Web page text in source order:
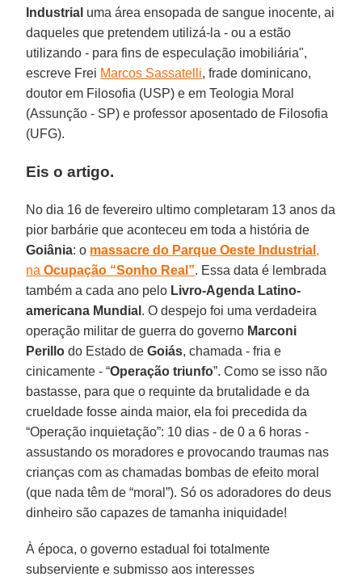
Industrial uma área ensopada de sangue inocente, ai
daqueles que pretendem utilizá-la - ou a estão
utilizando - para fins de especulação imobiliária",
escreve Frei Marcos Sassatelli, frade dominicano,
doutor em Filosofia (USP) e em Teologia Moral
(Assunção - SP) e professor aposentado de Filosofia
(UFG).
Eis o artigo.
No dia 16 de fevereiro ultimo completaram 13 anos da
pior barbárie que aconteceu em toda a história de
Goiânia: o massacre do Parque Oeste Industrial ,
naOcupação “Sonho Real”. Essa data é lembrada
também a cada ano pelo Livro-Agenda Latino-
americana Mundial . O despejo foi uma verdadeira
operação militar de guerra do governo Marconi
Perillo do Estado deGoiás, chamada - fria e
cinicamente - “Operação triunfo”. Como se isso não
bastasse, para que o requinte da brutalidade e da
crueldade fosse ainda maior, ela foi precedida da
“Operação inquietação”: 10 dias - de 0 a 6 horas -
assustando os moradores e provocando traumas nas
crianças com as chamadas bombas de efeito moral
(que nada têm de “moral”). Só os adoradores do deus
dinheiro são capazes de tamanha iniquidade!
À época, o governo estadual foi totalmente
subserviente e submisso aos interesses